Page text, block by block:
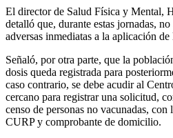
El director de Salud Física y Mental,
detalló que, durante estas jornadas,
adversas inmediatas a la aplicación de
Señaló, por otra parte, que la
dosis queda registrada para
caso contrario, se debe acudir al
cercano para registrar una solicitud,
censo de personas no vacunadas,
CURP y comprobante de domicilio.